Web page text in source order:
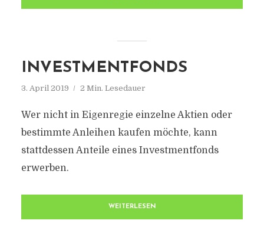
INVESTMENTFONDS
3. April 2019 2 Min. Lesedauer
Wer nicht in Eigenregie einzelne Aktien oder
bestimmte Anleihen kaufen möchte, kann
stattdessen Anteile eines Investmentfonds
erwerben.
WEITERLESEN